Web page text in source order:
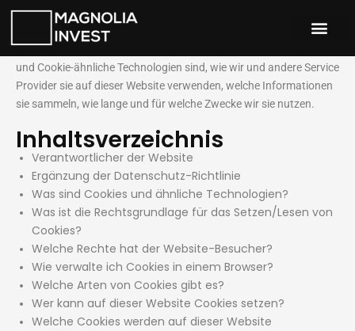
Zum
springen
Mit dieser Cookie-Richtlinie möchten wir erklären, was Cookies
und Cookie-ähnliche Technologien sind, wie wir und andere Service
Provider sie auf dieser Website verwenden, welche Informationen
sie sammeln, wie lange und für welche Zwecke wir sie nutzen.
Inhaltsverzeichnis
Verantwortlicher der Website
Ergänzung der Datenschutz-Richtlinie
Was sind Cookies und ähnliche Technologien?
Was ist die Rechtsgrundlage für das Setzen/Lesen von
Cookies?
Welche Rechte hat der Website-Besucher?
Wie verwalte ich Cookies in einem Browser?
Welche Arten von Cookies gibt es?
Wer kann auf dieser Website Cookies setzen?
Welche Cookies werden auf dieser Website